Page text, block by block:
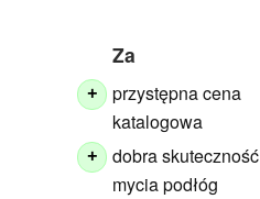
Za
+
przystępna cena
katalogowa
+
dobra skuteczność
mycia podłóg